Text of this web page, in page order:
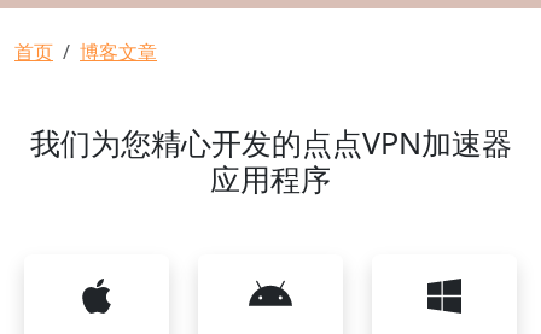
面包屑
首页 博客文章
我们为您精心开发的点点VPN加速器
应用程序